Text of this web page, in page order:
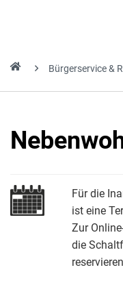
Bürgerservice &
Für die
ist eine
Zur
die